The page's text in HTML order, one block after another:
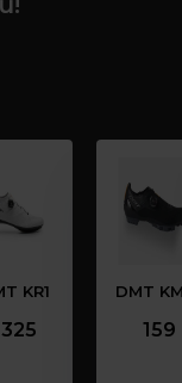
KR1
325
DMT
159